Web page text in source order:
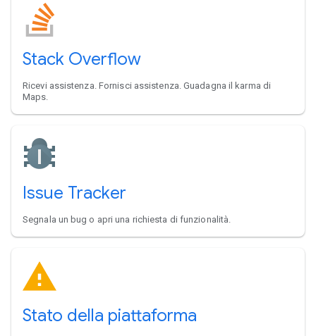
Stack Overflow
Ricevi assistenza. Fornisci assistenza. Guadagna il karma di
Maps.
Issue Tracker
Segnala un bug o apri una richiesta di funzionalità.
Stato della piattaforma